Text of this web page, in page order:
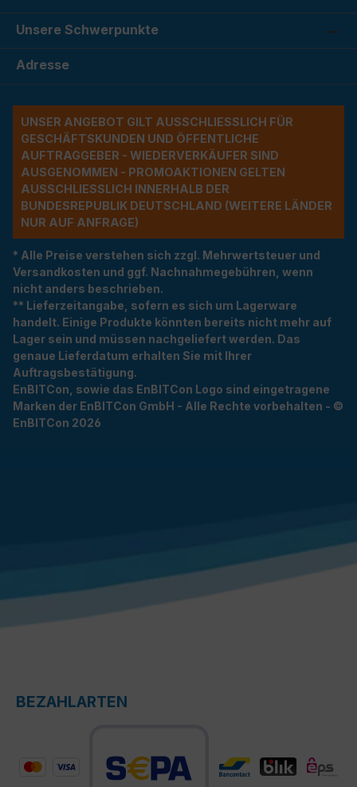
Unsere Schwerpunkte
Adresse
UNSER ANGEBOT GILT AUSSCHLIESSLICH FÜR G
ESCHÄFTSKUNDEN UND ÖFFENTLICHE A
UFTRAGGEBER - WIEDERVERKÄUFER SIND A
USGENOMMEN - PROMOAKTIONEN GELTEN A
USSCHLIESSLICH INNERHALB DER BU
NDESREPUBLIK DEUTSCHLAND (WEITERE LÄNDER NU
R AUF ANFRAGE)
* Alle Preise verstehen sich zzgl. Mehrwertsteuer und
Versandkosten und ggf. Nachnahmegebühren, wenn
nicht anders beschrieben.
** Lieferzeitangabe, sofern es sich um Lagerware
handelt. Einige Produkte könnten bereits nicht mehr auf
Lager sein und müssen nachgeliefert werden. Das
genaue Lieferdatum erhalten Sie mit Ihrer
Auftragsbestätigung.
EnBITCon, sowie das EnBITCon Logo sind eingetragene
Marken der EnBITCon GmbH - Alle Rechte vorbehalten - ©
EnBITCon 2026
BEZAHLARTEN